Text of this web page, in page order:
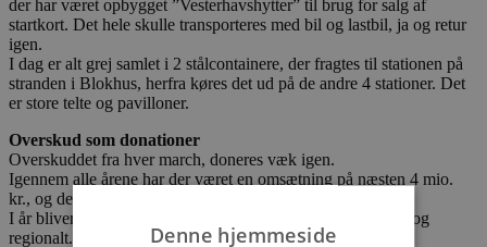
der har været opbygget ”Vesterhavshytter” til brug for salg af
startkort. Det hele skulle transporteres med bil og lastbil, ja og retur
igen.
I dag er alt grej samlet i 2 stålcontainere, der fragtes til stationen på
stranden i Blokhus, herfra køres det ud på de andre 4 stationer. Det
er store telte og pavilloner.
Overskud som donationer
Overskuddet fra hver march, doneres væk igen.
Igennem alle årene har der været en omsætning på næsten 4 mio.
kr., og der er doneret mere end 1.380.000 kr.
I år bliver der doneret 50.000 kr. til ungdomsarbejde lokalt og
regionalt.
Denne hjemmeside